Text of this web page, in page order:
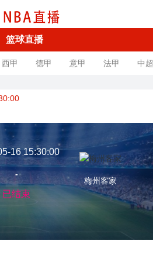
篮球直播
西甲 德甲 意甲 法甲 中超
16 15:30:00
-
已结束
梅州客家